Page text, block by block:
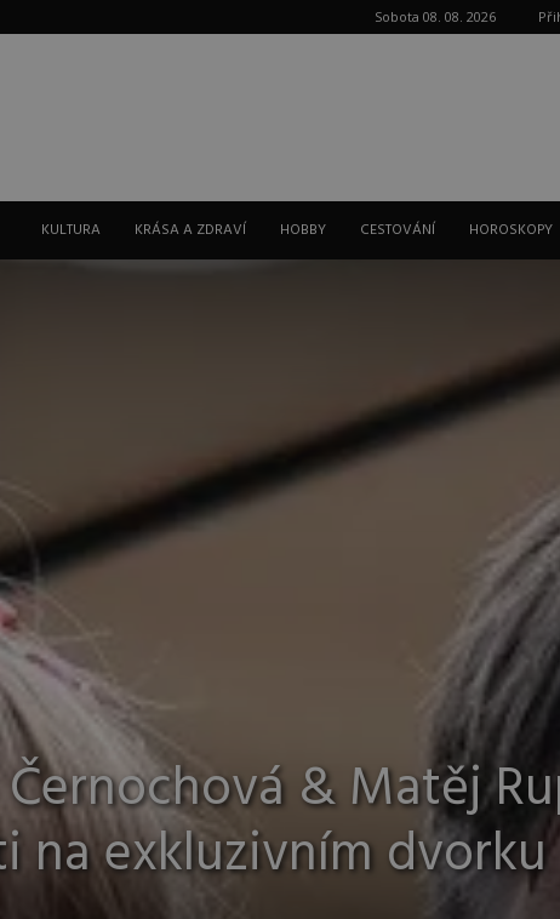
Sobota 08. 08. 2026
Instinkt
KULTURA KRÁSA A ZDRAVÍ HOBBY CESTOVÁNÍ HOROSKOPY
& Matěj
na exkluzivním dvorku